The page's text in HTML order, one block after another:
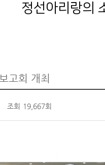
정선아리랑의
고회 개최
조회 19,667회